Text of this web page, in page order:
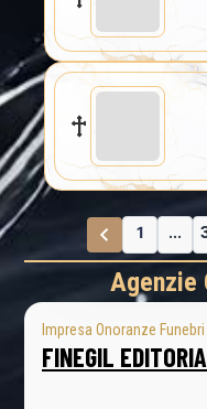
1 ...
Agenzie
Impresa Onoranze Funebri
FINEGIL